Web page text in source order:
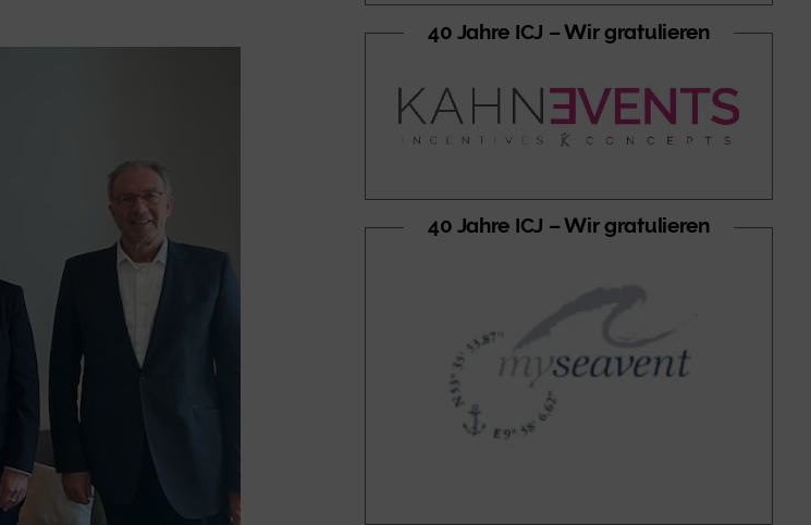
40 Jahre ICJ – Wir gratulieren
40 Jahre ICJ – Wir gratulieren